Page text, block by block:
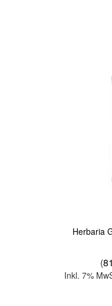
Herbaria
(
Inkl. 7%